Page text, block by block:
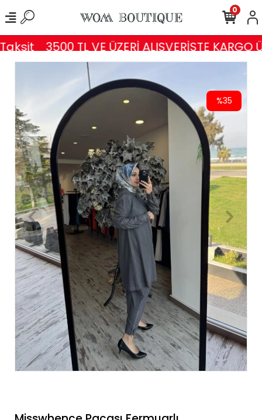
3500 TL VE ÜZERİ ALIŞVERİŞTE KARGO
0
%35